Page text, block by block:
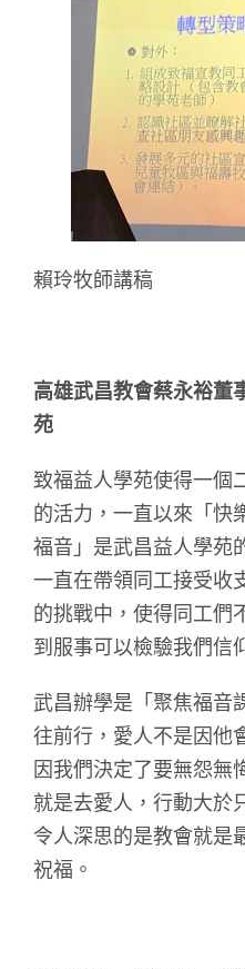
賴玲牧師講稿
高雄武昌教會蔡永裕董
苑
致福益人學苑使得一個
的活力，一直以來「快
福音」是武昌益人學苑
一直在帶領同工接受收
的挑戰中，使得同工們
到服事可以檢驗我們信
武昌辦學是「聚焦福音
往前行，愛人不是因他
因我們決定了要無怨無
就是去愛人，行動大於
令人深思的是教會就是
祝福。